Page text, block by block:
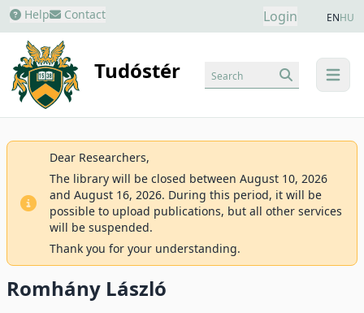
Help Contact Login ENHU
Tudóstér menu
Search
Dear Researchers,
The library will be closed between August 10, 2026
and August 16, 2026. During this period, it will be
possible to upload publications, but all other services
will be suspended.
Thank you for your understanding.
Romhány László